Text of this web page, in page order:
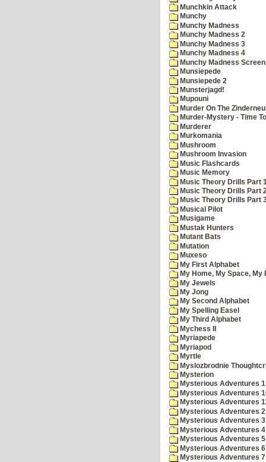
Munchkin Attack
Munchy
Munchy Madness
Munchy Madness 2
Munchy Madness 3
Munchy Madness 4
Munchy Madness
Munsiepede
Munsiepede 2
Munsterjagd!
Mupouni
Murder On The
Murder-Mystery - Time
Murderer
Murkomania
Mushroom
Mushroom Invasion
Music Flashcards
Music Memory
Music Theory Drills Part
Music Theory Drills Part
Music Theory Drills Part
Musical Pilot
Musigame
Mustak Hunters
Mutant Bats
Mutation
Muxeso
My First Alphabet
My Home, My Space, My
My Jewels
My Jong
My Second Alphabet
My Spelling Easel
My Third Alphabet
Mychess II
Myriapede
Myriapod
Myrtle
Myslozbrodnie
Mysterion
Mysterious Adventures
Mysterious Adventures
Mysterious Adventures
Mysterious Adventures
Mysterious Adventures
Mysterious Adventures
Mysterious Adventures
Mysterious Adventures
Mysterious Adventures